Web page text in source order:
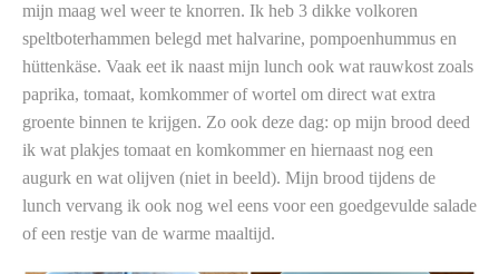
mijn maag wel weer te knorren. Ik heb 3 dikke volkoren
speltboterhammen belegd met halvarine, pompoenhummus en
hüttenkäse. Vaak eet ik naast mijn lunch ook wat rauwkost zoals
paprika, tomaat, komkommer of wortel om direct wat extra
groente binnen te krijgen. Zo ook deze dag: op mijn brood deed
ik wat plakjes tomaat en komkommer en hiernaast nog een
augurk en wat olijven (niet in beeld). Mijn brood tijdens de
lunch vervang ik ook nog wel eens voor een goedgevulde salade
of een restje van de warme maaltijd.